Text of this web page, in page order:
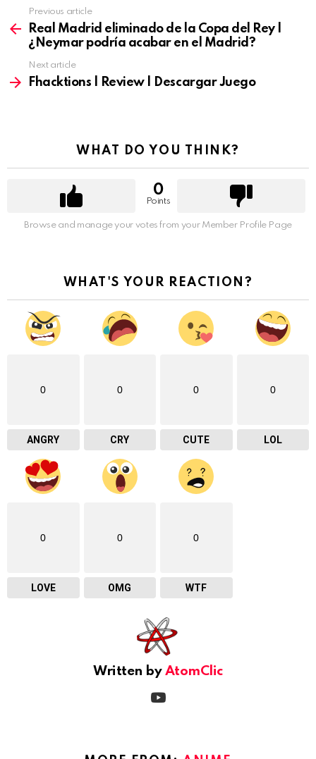
more
Previous article
Real Madrid eliminado de la Copa del Rey |
¿Neymar podría acabar en el Madrid?
Next article
Fhacktions | Review | Descargar Juego
WHAT DO YOU THINK?
0
Points
Browse and manage your votes from your Member Profile Page
WHAT'S YOUR REACTION?
0
ANGRY
0
CRY
0
CUTE
0
LOL
0
LOVE
0
OMG
0
WTF
Written by AtomClic